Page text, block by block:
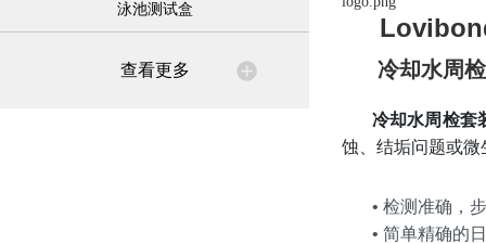
泳池测试盒
查看更多 冷却水周
冷却水周检套
蚀、结垢问题或微
• 检测准确，
• 简单精确的